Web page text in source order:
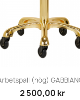
 Snabbvy
(hög)
2 500,00 kr